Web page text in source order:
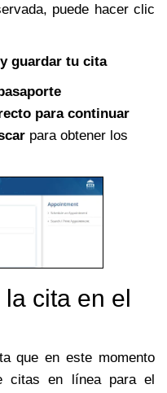
puede hacer clic
guardar tu cita
para continuar
para obtener los
cita en el
que en este momento
citas en línea para el